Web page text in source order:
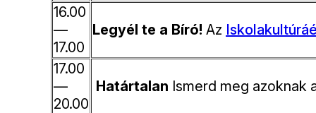
16.00
—
17.00
Legyél te a Bíró! Az
17.00
—
20.00
Határtalan Ismerd meg azoknak